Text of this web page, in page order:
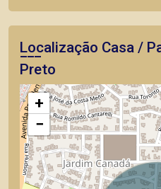
Localização Casa /
Preto
+
−